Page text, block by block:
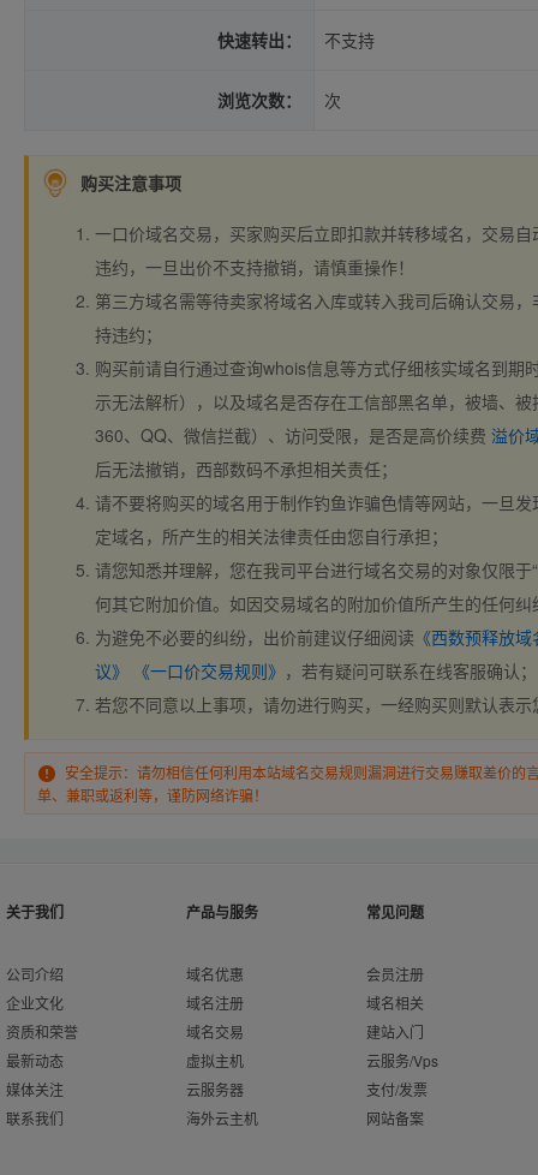
快速转出： 不支持
浏览次数： 次
购买注意事项
一口价域名交易，买家购买后立即扣款并转移域名，交易
违约，一旦出价不支持撤销，请慎重操作！
第三方域名需等待卖家将域名入库或转入我司后确认交易
持违约；
购买前请自行通过查询whois信息等方式仔细核实域名到期
示无法解析），以及域名是否存在工信部黑名单，被墙、
360、QQ、微信拦截）、访问受限，是否是高价续费 溢价
后无法撤销，西部数码不承担相关责任；
请不要将购买的域名用于制作钓鱼诈骗色情等网站，一旦
定域名，所产生的相关法律责任由您自行承担；
请您知悉并理解，您在我司平台进行域名交易的对象仅限于
何其它附加价值。如因交易域名的附加价值所产生的任何
为避免不必要的纠纷，出价前建议仔细阅读 《西数预释放
议》
《一口价交易规则》 ，若有疑问可联系在线客服确认；
若您不同意以上事项，请勿进行购买，一经购买则默认表
安全提示：请勿相信任何利用本站域名交易规则漏洞进行交易赚取差价的
单、兼职或返利等，谨防网络诈骗！
关于我们
公司介绍
企业文化
资质和荣誉
最新动态
媒体关注
联系我们
产品与服务
域名优惠
域名注册
域名交易
虚拟主机
云服务器
海外云主机
常见问题
会员注册
域名相关
建站入门
云服务/Vps
支付/发票
网站备案